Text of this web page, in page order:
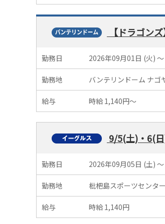
【ドラゴン
勤務日 2026年09月01日 (火)
勤務地 バンテリンドーム ナゴ
給与 時給 1,140円～
9/5(土)・6(
勤務日 2026年09月05日 (土)
勤務地 枇杷島スポーツセンター
給与 時給 1,140円